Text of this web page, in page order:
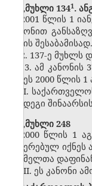
„მუხლი 1341.
2001 წლის 1
კანონით
წესის
2. 137-ე მუხლს
„3. ამ
იქნეს 2000
II.
შემდეგი
„მუხლი 248
2000 წლის 1
შეჩერებულ იქნეს
რომელთა
III. ეს კანონი